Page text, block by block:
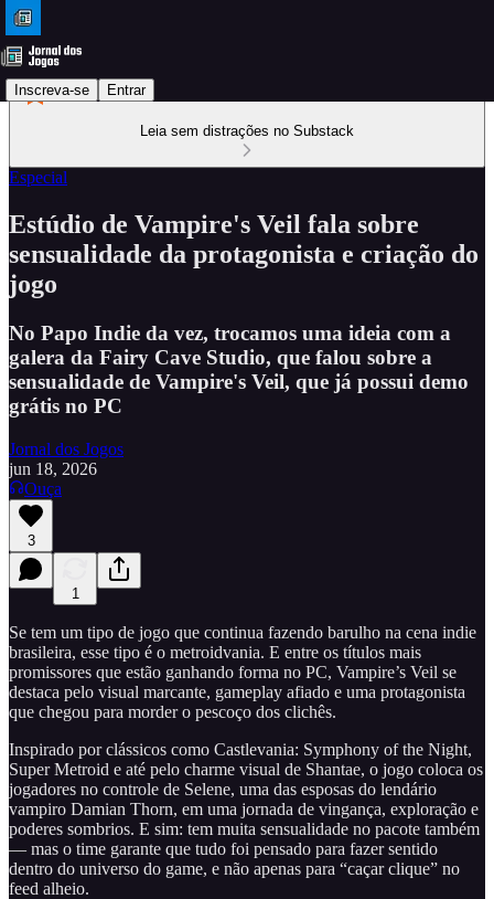
Inscreva-se Entrar
Leia sem distrações no Substack
Especial
Estúdio de Vampire's Veil fala sobre
sensualidade da protagonista e criação do
jogo
No Papo Indie da vez, trocamos uma ideia com a
galera da Fairy Cave Studio, que falou sobre a
sensualidade de Vampire's Veil, que já possui demo
grátis no PC
Jornal dos Jogos
jun 18, 2026
Ouça
3
1
Se tem um tipo de jogo que continua fazendo barulho na cena indie
brasileira, esse tipo é o metroidvania. E entre os títulos mais
promissores que estão ganhando forma no PC, Vampire’s Veil se
destaca pelo visual marcante, gameplay afiado e uma protagonista
que chegou para morder o pescoço dos clichês.
Inspirado por clássicos como Castlevania: Symphony of the Night,
Super Metroid e até pelo charme visual de Shantae, o jogo coloca os
jogadores no controle de Selene, uma das esposas do lendário
vampiro Damian Thorn, em uma jornada de vingança, exploração e
poderes sombrios. E sim: tem muita sensualidade no pacote também
— mas o time garante que tudo foi pensado para fazer sentido
dentro do universo do game, e não apenas para “caçar clique” no
feed alheio.